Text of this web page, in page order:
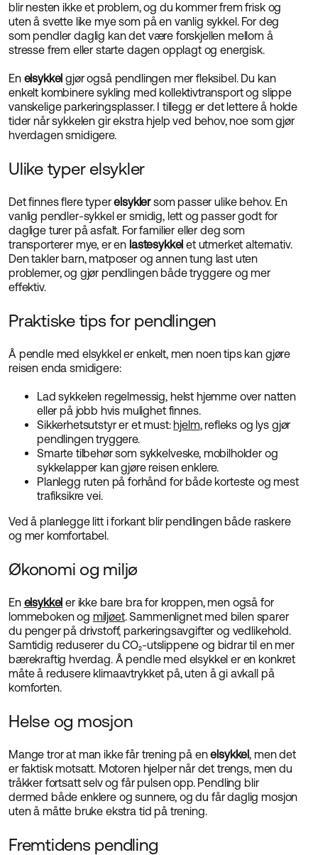
blir nesten ikke et problem, og du kommer frem frisk og
uten å svette like mye som på en vanlig sykkel. For deg
som pendler daglig kan det være forskjellen mellom å
stresse frem eller starte dagen opplagt og energisk.
En elsykkel gjør også pendlingen mer fleksibel. Du kan
enkelt kombinere sykling med kollektivtransport og slippe
vanskelige parkeringsplasser. I tillegg er det lettere å holde
tider når sykkelen gir ekstra hjelp ved behov, noe som gjør
hverdagen smidigere.
Ulike typer elsykler
Det finnes flere typerelsyklersom passer ulike behov. En
vanlig pendler-sykkel er smidig, lett og passer godt for
daglige turer på asfalt. For familier eller deg som
transporterer mye, er en lastesykkel et utmerket alternativ.
Den takler barn, matposer og annen tung last uten
problemer, og gjør pendlingen både tryggere og mer
effektiv.
Praktiske tips for pendlingen
Å pendle med elsykkel er enkelt, men noen tips kan gjøre
reisen enda smidigere:
Lad sykkelen regelmessig, helst hjemme over natten
eller på jobb hvis mulighet finnes.
Sikkerhetsutstyr er et must:hjelm, refleks og lys gjør
pendlingen tryggere.
Smarte tilbehør som sykkelveske, mobilholder og
sykkelapper kan gjøre reisen enklere.
Planlegg ruten på forhånd for både korteste og mest
trafiksikre vei.
Ved å planlegge litt i forkant blir pendlingen både raskere
og mer komfortabel.
Økonomi og miljø
En elsykkel er ikke bare bra for kroppen, men også for
lommeboken og miljøet. Sammenlignet med bilen sparer
du penger på drivstoff, parkeringsavgifter og vedlikehold.
Samtidig reduserer du CO₂-utslippene og bidrar til en mer
bærekraftig hverdag. Å pendle med elsykkel er en konkret
måte å redusere klimaavtrykket på, uten å gi avkall på
komforten.
Helse og mosjon
Mange tror at man ikke får trening på enelsykkel, men det
er faktisk motsatt. Motoren hjelper når det trengs, men du
tråkker fortsatt selv og får pulsen opp. Pendling blir
dermed både enklere og sunnere, og du får daglig mosjon
uten å måtte bruke ekstra tid på trening.
Fremtidens pendling